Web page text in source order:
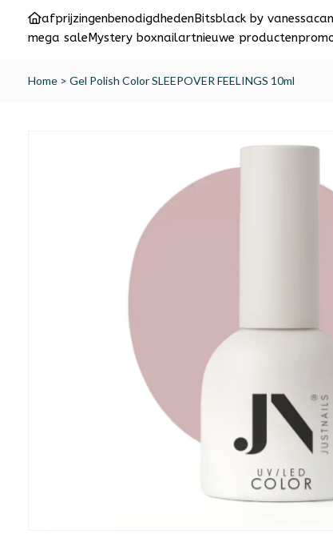
afprijzingenbenodigdhedenBitsblack by vanessa
mega saleMystery boxnailartnieuwe producten
Home > Gel Polish Color SLEEPOVER FEELINGS 10ml